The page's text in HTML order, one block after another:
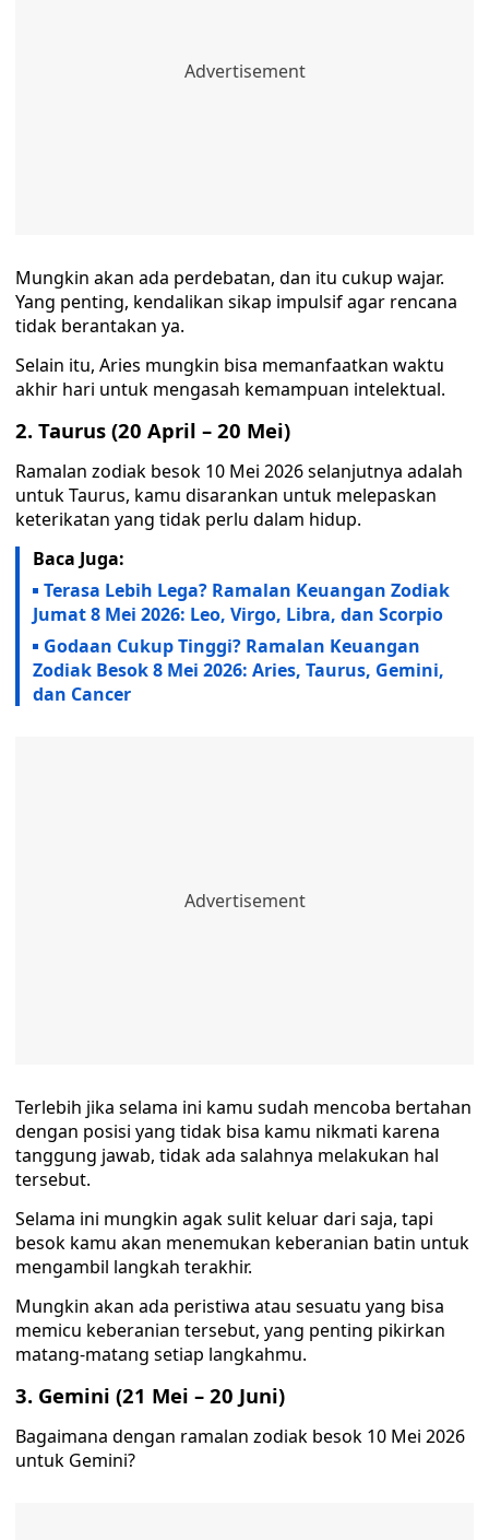
Mungkin akan ada perdebatan, dan itu cukup wajar.
Yang penting, kendalikan sikap impulsif agar rencana
tidak berantakan ya.
Selain itu, Aries mungkin bisa memanfaatkan waktu
akhir hari untuk mengasah kemampuan intelektual.
2. Taurus (20 April – 20 Mei)
Ramalan zodiak besok 10 Mei 2026 selanjutnya adalah
untuk Taurus, kamu disarankan untuk melepaskan
keterikatan yang tidak perlu dalam hidup.
Baca Juga:
Terasa Lebih Lega? Ramalan Keuangan Zodiak
Jumat 8 Mei 2026: Leo, Virgo, Libra, dan Scorpio
Godaan Cukup Tinggi? Ramalan Keuangan
Zodiak Besok 8 Mei 2026: Aries, Taurus, Gemini,
dan Cancer
Terlebih jika selama ini kamu sudah mencoba bertahan
dengan posisi yang tidak bisa kamu nikmati karena
tanggung jawab, tidak ada salahnya melakukan hal
tersebut.
Selama ini mungkin agak sulit keluar dari saja, tapi
besok kamu akan menemukan keberanian batin untuk
mengambil langkah terakhir.
Mungkin akan ada peristiwa atau sesuatu yang bisa
memicu keberanian tersebut, yang penting pikirkan
matang-matang setiap langkahmu.
3. Gemini (21 Mei – 20 Juni)
Bagaimana dengan ramalan zodiak besok 10 Mei 2026
untuk Gemini?